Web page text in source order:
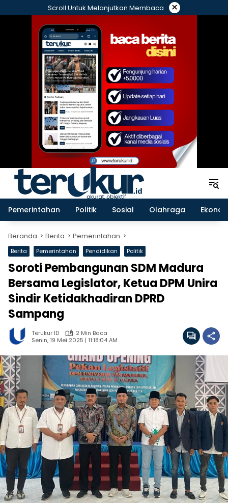
ke
Scroll Untuk Melanjutkan Membaca ×
Pemerintahan Politik Sosial Olahraga
Beranda Berita Pemerintahan
Berita Pemerintahan Pendidikan Politik
Soroti Pembangunan SDM Madura
Bersama Legislator, Ketua DPM Unira
Sindir Ketidakhadiran DPRD
Sampang
Terukur ID
2 Min Baca
Senin, 19 Mei 2025 | 11:18:04 AM